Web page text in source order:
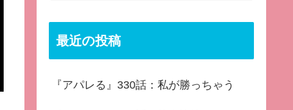
最近の投稿
『アパレる』330話：私が勝っちゃう